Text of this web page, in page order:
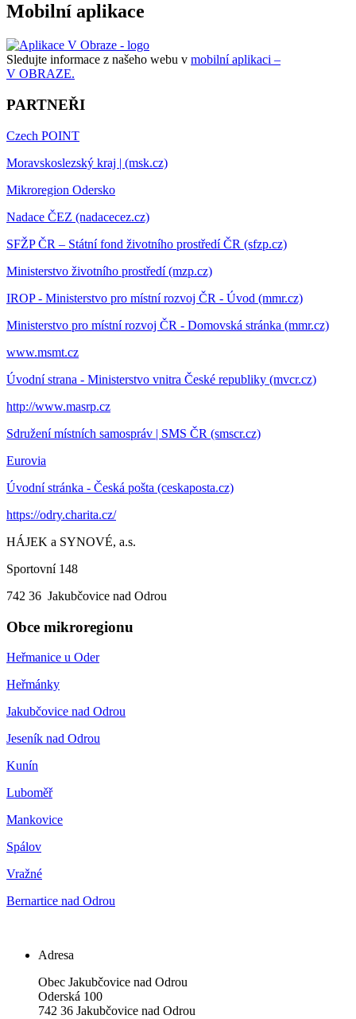
Mobilní aplikace
Sledujte informace z našeho webu v mobilní aplikaci –
V OBRAZE.
PARTNEŘI
Czech POINT
Moravskoslezský kraj | (msk.cz)
Mikroregion Odersko
Nadace ČEZ (nadacecez.cz)
SFŽP ČR – Státní fond životního prostředí ČR (sfzp.cz)
Ministerstvo životního prostředí (mzp.cz)
IROP - Ministerstvo pro místní rozvoj ČR - Úvod (mmr.cz)
Ministerstvo pro místní rozvoj ČR - Domovská stránka (mmr.cz)
www.msmt.cz
Úvodní strana - Ministerstvo vnitra České republiky (mvcr.cz)
http://www.masrp.cz
Sdružení místních samospráv | SMS ČR (smscr.cz)
Eurovia
Úvodní stránka - Česká pošta (ceskaposta.cz)
https://odry.charita.cz/
HÁJEK a SYNOVÉ, a.s.
Sportovní 148
742 36 Jakubčovice nad Odrou
Obce mikroregionu
Heřmanice u Oder
Heřmánky
Jakubčovice nad Odrou
Jeseník nad Odrou
Kunín
Luboměř
Mankovice
Spálov
Vražné
Bernartice nad Odrou
Adresa
Obec Jakubčovice nad Odrou
Oderská 100
742 36 Jakubčovice nad Odrou